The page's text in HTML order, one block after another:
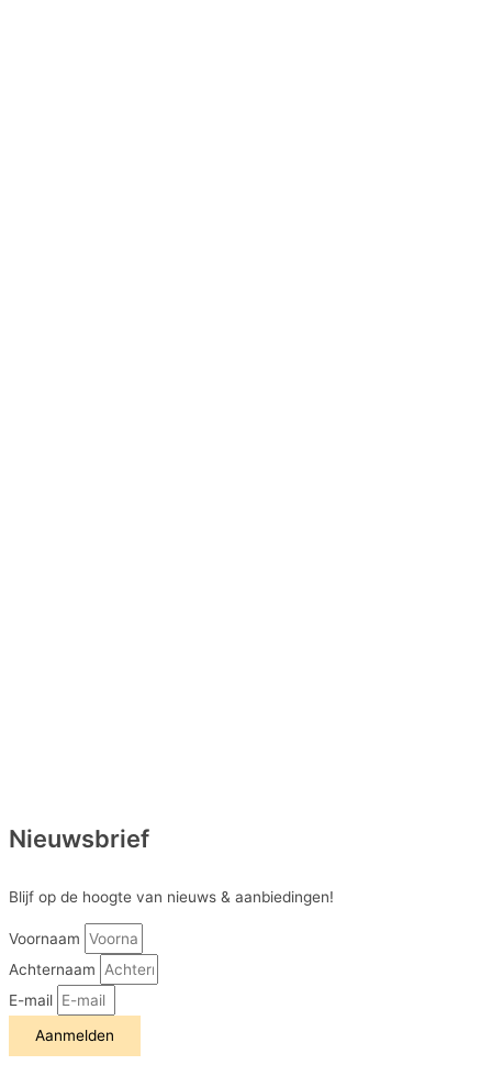
Nieuwsbrief
Blijf op de hoogte van nieuws & aanbiedingen!
Voornaam
Achternaam
E-mail
Aanmelden